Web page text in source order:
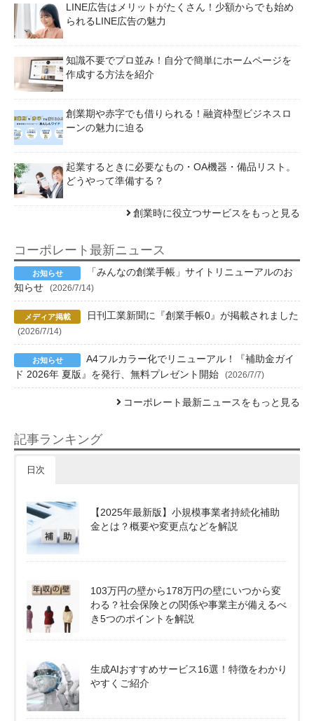
LINE広告はメリットがたくさん！少額からでも始め
られるLINE広告の魅力
知識不要でプロ並み！自分で簡単にホームページを
作成する方法を紹介
創業期や赤字でも借りられる！融資枠型ビジネスロ
ーンの魅力に迫る
起業するときに必要なもの・OA機器・備品リスト。
どうやって準備する？
創業時に役立つサービスをもっと見る
コーポレート最新ニュース
「みんなの創業手帳」サイトリニューアルのお
知らせ
(2026/7/14)
日刊工業新聞に『創業手帳0』が掲載されました
(2026/7/14)
A4フルカラー化でリニューアル！『補助金ガイ
ド 2026年 夏版』を発行、無料プレゼント開始
(2026/7/7)
コーポレート最新ニュースをもっと見る
記事ランキング
日次
【2025年最新版】小規模事業者持続化補助
金とは？概要や変更点などを解説
103万円の壁から178万円の壁にいつから変
わる？社会保険との関係や事業主が備えるべ
き5つのポイントを解説
生成AIおすすめサービス16選！特徴をわかり
やすくご紹介